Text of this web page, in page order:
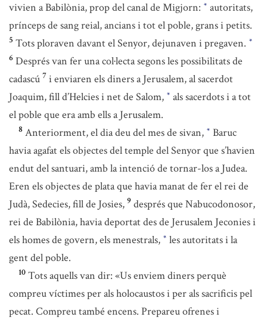
vivien a Babilònia, prop del canal de Migjorn: * autoritats,
prínceps de sang reial, ancians i tot el poble, grans i petits.
5 Tots ploraven davant el Senyor, dejunaven i pregaven. *
6 Després van fer una col·lecta segons les possibilitats de
cadascú 7 i enviaren els diners a Jerusalem, al sacerdot
Joaquim, fill d’Helcies i net de Salom, * als sacerdots i a tot
el poble que era amb ells a Jerusalem.
8 Anteriorment, el dia deu del mes de sivan, * Baruc
havia agafat els objectes del temple del Senyor que s’havien
endut del santuari, amb la intenció de tornar-los a Judea.
Eren els objectes de plata que havia manat de fer el rei de
Judà, Sedecies, fill de Josies, 9 després que Nabucodonosor,
rei de Babilònia, havia deportat des de Jerusalem Jeconies i
els homes de govern, els menestrals, * les autoritats i la
gent del poble.
10 Tots aquells van dir: «Us enviem diners perquè
compreu víctimes per als holocaustos i per als sacrificis pel
pecat. Compreu també encens. Prepareu ofrenes i